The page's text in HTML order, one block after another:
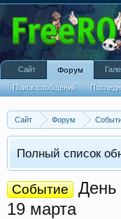
Сайт Форум
Полный список
Событие
День
19 марта
Сайт Форум
Поиск сообщений